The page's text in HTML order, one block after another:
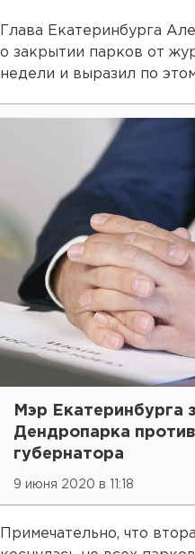
Глава Екатеринбурга
о закрытии парков от
недели и выразил по
Мэр Екатеринбурга
Дендропарка
губернатора
9 июня 2020 в 11:18
Примечательно, что